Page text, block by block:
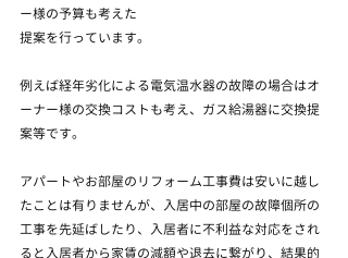
ー様の予算も考えた
提案を行っています。
例えば経年劣化による電気温水器の故障の場合はオ
ーナー様の交換コストも考え、ガス給湯器に交換提
案等です。
アパートやお部屋のリフォーム工事費は安いに越し
たことは有りませんが、入居中の部屋の故障個所の
工事を先延ばしたり、入居者に不利益な対応をされ
ると入居者から家賃の減額や退去に繋がり、結果的